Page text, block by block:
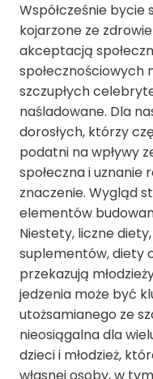
Współcześnie bycie
kojarzone ze
akceptacją
społecznościowych
szczupłych
naśladowane. Dla
dorosłych, którzy
podatni na wpływy
społeczna i
znaczenie. Wygląd
elementów
Niestety, liczne
suplementów, diety
przekazują
jedzenia może być
utożsamianego ze
nieosiągalna dla
dzieci i młodzież,